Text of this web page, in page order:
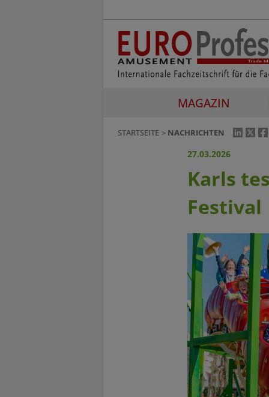
MAGAZIN
STARTSEITE NACHRICHTEN
27.03.2026
Karls
Festival